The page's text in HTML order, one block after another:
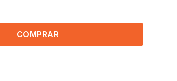
COMPRAR